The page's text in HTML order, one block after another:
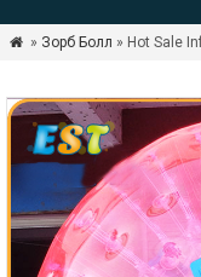
 » Зорб Болл » Hot Sale